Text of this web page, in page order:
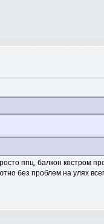
ппц, балкон костром
без проблем на улях